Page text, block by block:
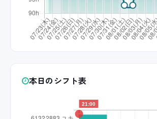
本日のシフト表